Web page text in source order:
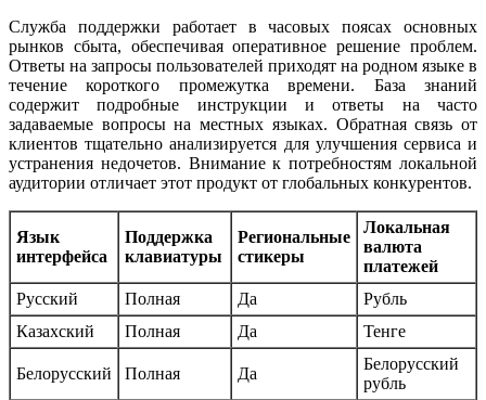
Служба поддержки работает в часовых поясах основных
рынков сбыта, обеспечивая оперативное решение проблем.
Ответы на запросы пользователей приходят на родном языке в
течение короткого промежутка времени. База знаний
содержит подробные инструкции и ответы на часто
задаваемые вопросы на местных языках. Обратная связь от
клиентов тщательно анализируется для улучшения сервиса и
устранения недочетов. Внимание к потребностям локальной
аудитории отличает этот продукт от глобальных конкурентов.
Язык
интерфейса
Поддержка
клавиатуры
Региональные
стикеры
Локальная
валюта
платежей
Русский
Полная Да
Рубль
Казахский
Полная Да Тенге
Белорусский Полная Да
Белорусский
рубль